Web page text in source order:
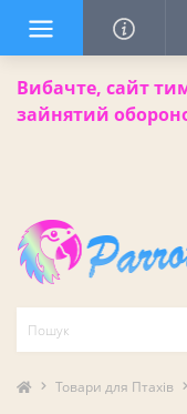
Вибачте, сайт
зайнятий
Товари для Птахів